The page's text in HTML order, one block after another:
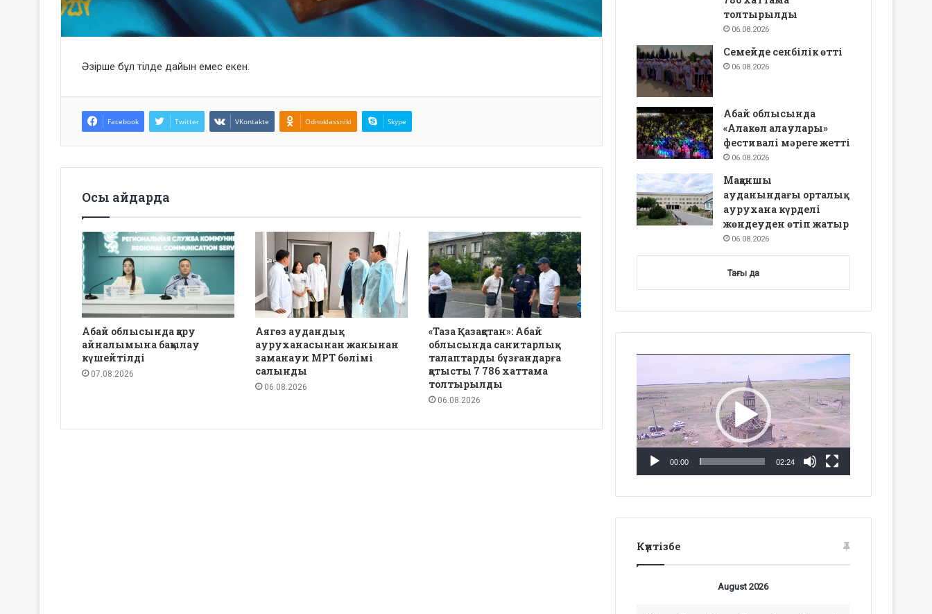
Әзірше бұл тілде дайын емес екен.
Facebook Twitter VKontakte Odnoklassniki Skype
Осы айдарда
Абай облысында қару
айналымына бақылау
күшейтілді
07.08.2026
Аягөз аудандық
ауруханасынан жанынан
заманауи МРТ бөлімі
салынды
06.08.2026
«Таза Қазақстан»: Абай
облысында санитарлық
талаптарды бұзғандарға
қатысты 7 786 хаттама
толтырылды
06.08.2026
толтырылды
06.08.2026
Семейде сенбілік өтті
06.08.2026
Абай облысында
«Алакөл алаулары»
фестивалі мәреге жетті
06.08.2026
Мақаншы
ауданындағы орталық
аурухана күрделі
жөндеуден өтіп жатыр
06.08.2026
Тағы да
00:00 02:24
Күнтізбе
August 2026